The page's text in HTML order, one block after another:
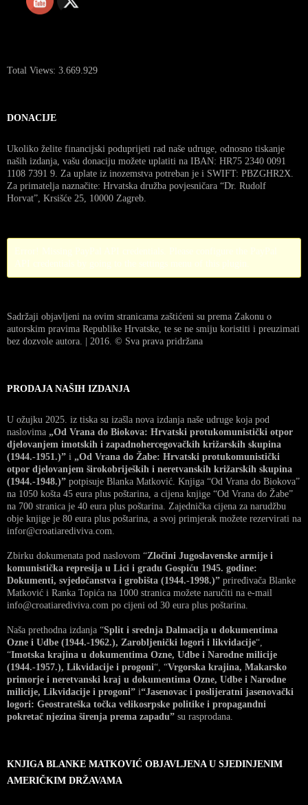
Total Views: 3.669.929
DONACIJE
Ukoliko želite financijski poduprijeti rad naše udruge, odnosno tiskanje
naših izdanja, vašu donaciju možete uplatiti na IBAN: HR75 2340 0091
1108 7391 9. Za uplate iz inozemstva potreban je i SWIFT: PBZGHR2X.
Za primatelja naznačite: Hrvatska družba povjesničara “Dr. Rudolf
Horvat”, Krsišće 25, 10000 Zagreb.
Sadržaji objavljeni na ovim stranicama zaštićeni su prema Zakonu o
autorskim pravima Republike Hrvatske, te se ne smiju koristiti i preuzimati
bez dozvole autora. | 2016. © Sva prava pridržana
PRODAJA NAŠIH IZDANJA
U ožujku 2025. iz tiska su izašla nova izdanja naše udruge koja pod
naslovima „Od Vrana do Biokova: Hrvatski protukomunistički otpor
djelovanjem imotskih i zapadnohercegovačkih križarskih skupina
(1944.-1951.)” i „Od Vrana do Žabe: Hrvatski protukomunistički
otpor djelovanjem širokobrijeških i neretvanskih križarskih skupina
(1944.-1948.)” potpisuje Blanka Matković. Knjiga “Od Vrana do Biokova”
na 1050 košta 45 eura plus poštarina, a cijena knjige “Od Vrana do Žabe”
na 700 stranica je 40 eura plus poštarina. Zajednička cijena za narudžbu
obje knjige je 80 eura plus poštarina, a svoj primjerak možete rezervirati na
infor@croatiarediviva.com.
Zbirku dokumenata pod naslovom “Zločini Jugoslavenske armije i
komunistička represija u Lici i gradu Gospiću 1945. godine:
Dokumenti, svjedočanstva i grobišta (1944.-1998.)” priređivača Blanke
Matković i Ranka Topića na 1000 stranica možete naručiti na e-mail
info@croatiarediviva.com po cijeni od 30 eura plus poštarina.
Naša prethodna izdanja “Split i srednja Dalmacija u dokumentima
Ozne i Udbe (1944.-1962.), Zarobljenički logori i likvidacije“,
“Imotska krajina u dokumentima Ozne, Udbe i Narodne milicije
(1944.-1957.), Likvidacije i progoni“, “Vrgorska krajina, Makarsko
primorje i neretvanski kraj u dokumentima Ozne, Udbe i Narodne
milicije, Likvidacije i progoni” i“Jasenovac i poslijeratni jasenovački
logori: Geostrateška točka velikosrpske politike i propagandni
pokretač njezina širenja prema zapadu” su rasprodana.
KNJIGA BLANKE MATKOVIĆ OBJAVLJENA U SJEDINJENIM
AMERIČKIM DRŽAVAMA